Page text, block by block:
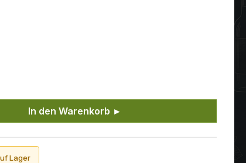
Wert ein oder benutze die
In den Warenkorb ►
Lager